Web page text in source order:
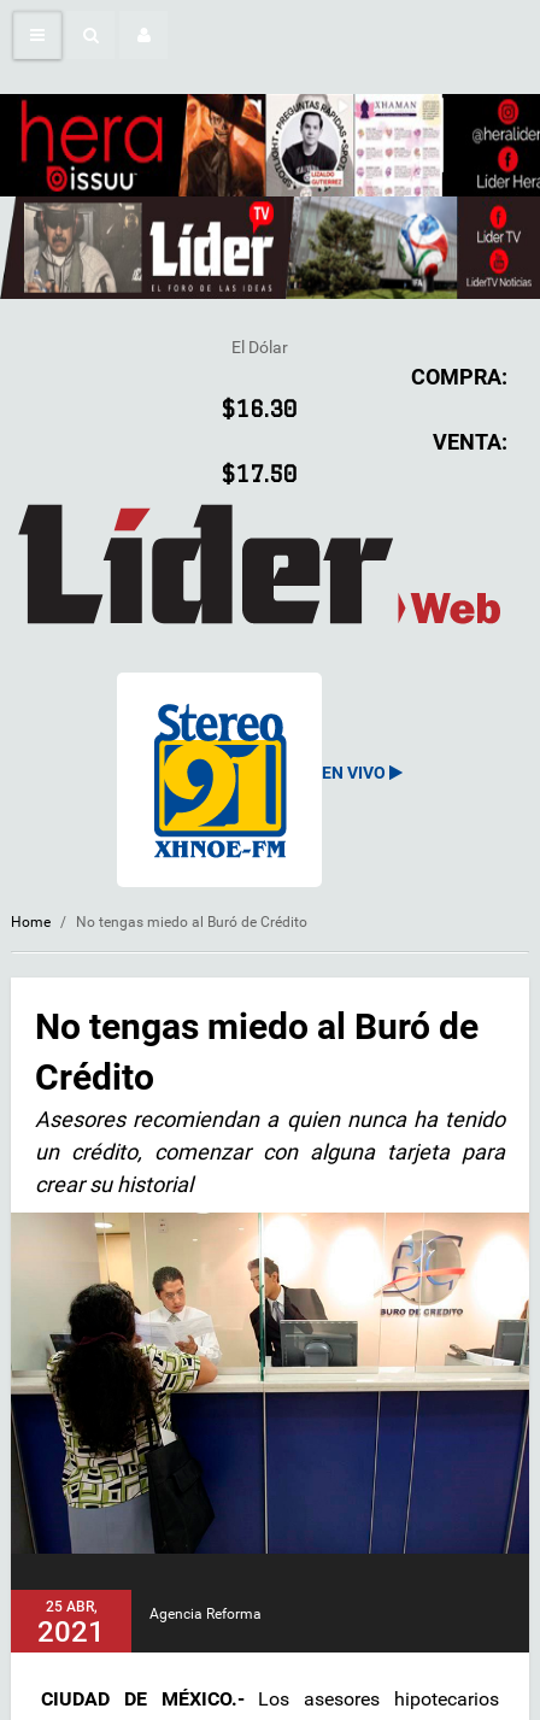
El Dólar
COMPRA:
$16.30
VENTA:
$17.50
EN VIVO
Home / No tengas miedo al Buró de Crédito
No tengas miedo al Buró de
Crédito
Asesores recomiendan a quien nunca ha tenido
un crédito, comenzar con alguna tarjeta para
crear su historial
25 ABR,
2021
Agencia Reforma
CIUDAD DE MÉXICO.-Los asesores hipotecarios